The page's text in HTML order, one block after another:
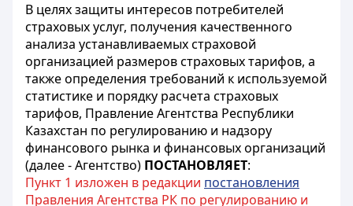
В целях защиты интересов потребителей
страховых услуг, получения качественного
анализа устанавливаемых страховой
организацией размеров страховых тарифов, а
также определения требований к используемой
статистике и порядку расчета страховых
тарифов, Правление Агентства Республики
Казахстан по регулированию и надзору
финансового рынка и финансовых организаций
(далее - Агентство) ПОСТАНОВЛЯЕТ:
Пункт 1 изложен в редакции постановления
Правления Агентства РК по регулированию и